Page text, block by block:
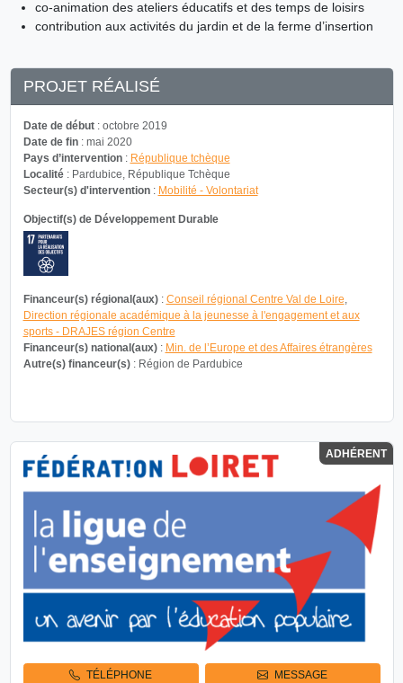
co-animation des ateliers éducatifs et des temps de loisirs
contribution aux activités du jardin et de la ferme d’insertion
PROJET RÉALISÉ
Date de début: octobre 2019
Date de fin: mai 2020
Pays d’intervention: République tchèque
Localité: Pardubice, République Tchèque
Secteur(s) d'intervention: Mobilité - Volontariat
Objectif(s) de Développement Durable
Financeur(s) régional(aux): Conseil régional Centre Val de Loire,
Direction régionale académique à la jeunesse à l'engagement et aux
sports - DRAJES région Centre
Financeur(s) national(aux): Min. de l’Europe et des Affaires étrangères
Autre(s) financeur(s): Région de Pardubice
ADHÉRENT
TÉLÉPHONE MESSAGE